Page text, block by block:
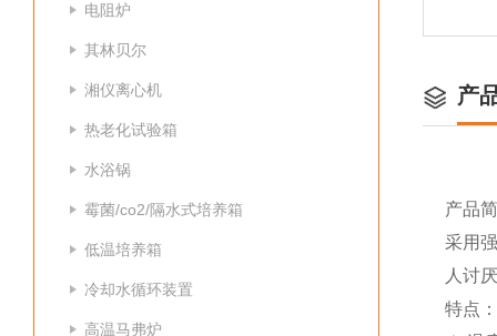
电阻炉
其林贝尔
湘仪离心机
热老化试验箱
水浴锅
霉菌/co2/隔水式培养箱
低温培养箱
冷却水循环装置
高温马弗炉
产
产品
采用
人讨
特点：